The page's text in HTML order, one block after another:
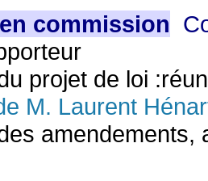
commission
projet de loi
M. Laurent
amendements,